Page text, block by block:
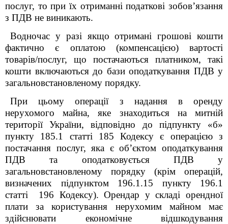
послуг, то при їх отриманні податкові зобов’язання
з ПДВ не виникають.
Водночас у разі якщо отримані грошові кошти
фактично є оплатою (компенсацією) вартості
товарів/послуг, що постачаються платником, такі
кошти включаються до бази оподаткування ПДВ у
загальновстановленому порядку.
При цьому операції з надання в оренду
нерухомого майна, яке знаходиться на митній
території України, відповідно до підпункту «б»
пункту 185.1 статті 185 Кодексу є операцією з
постачання послуг, яка є об’єктом оподаткування
ПДВ та оподатковується ПДВ у
загальновстановленому порядку (крім операцій,
визначених підпунктом 196.1.15 пункту 196.1
статті 196 Кодексу). Орендар у складі орендної
плати за користування нерухомим майном має
здійснювати економічне відшкодування